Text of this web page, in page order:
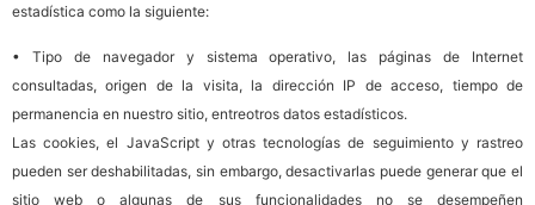
estadística como la siguiente:
• Tipo de navegador y sistema operativo, las páginas de Internet
consultadas, origen de la visita, la dirección IP de acceso, tiempo de
permanencia en nuestro sitio, entreotros datos estadísticos.
Las cookies, el JavaScript y otras tecnologías de seguimiento y rastreo
pueden ser deshabilitadas, sin embargo, desactivarlas puede generar que el
sitio web o algunas de sus funcionalidades no se desempeñen